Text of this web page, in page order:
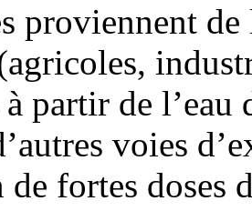
proviennent de
partir de l’eau
voies
fortes doses